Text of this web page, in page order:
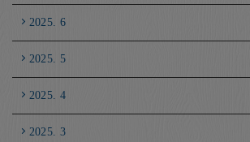
2025. 6
2025. 5
2025. 4
2025. 3